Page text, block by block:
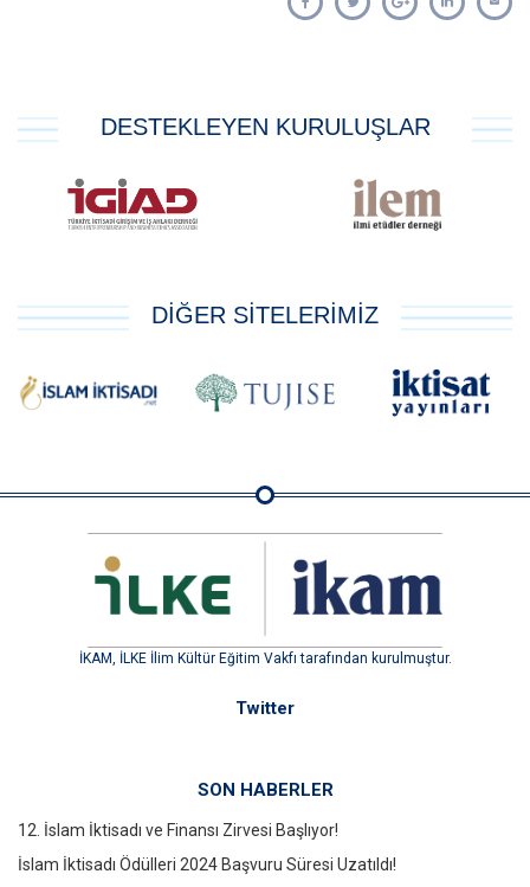
DESTEKLEYEN KURULUŞLAR
DİĞER SİTELERİMİZ
İKAM, İLKE İlim Kültür Eğitim Vakfı tarafından kurulmuştur.
Twitter
SON HABERLER
12. İslam İktisadı ve Finansı Zirvesi Başlıyor!
İslam İktisadı Ödülleri 2024 Başvuru Süresi Uzatıldı!